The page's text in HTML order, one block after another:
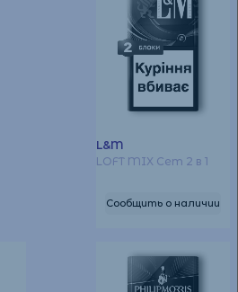
L&M
LOFT MIX Сет 2 в 1
Сообщить о наличии